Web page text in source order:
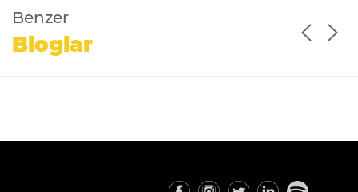
Benzer
Bloglar